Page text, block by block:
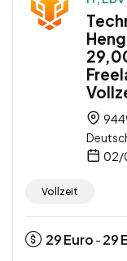
02/
Vollzeit
29Euro - 29